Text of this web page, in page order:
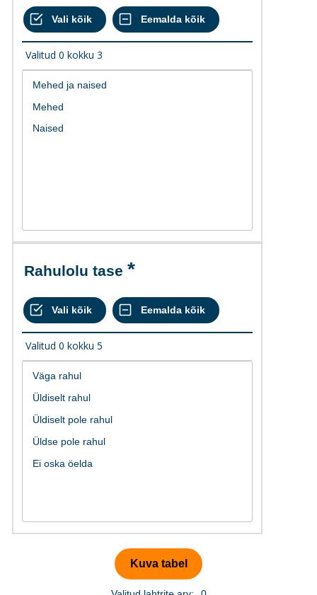
Valitud 0 kokku 3
Rahulolu tase
Valitud 0 kokku 5